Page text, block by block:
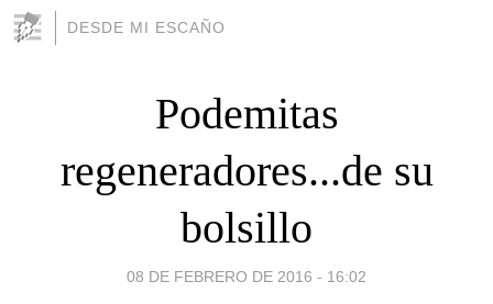
DESDE MI ESCAÑO
Podemitas
regeneradores...de su
bolsillo
08 DE FEBRERO DE 2016 - 16:02